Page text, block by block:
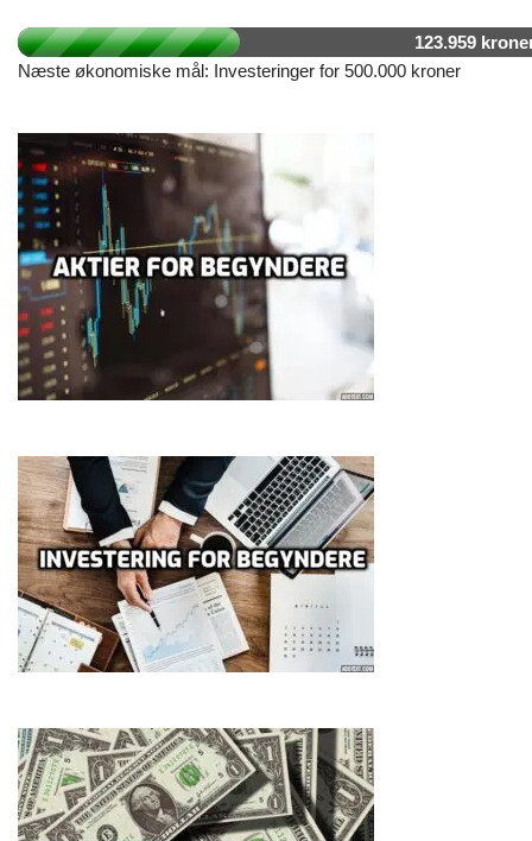
123.959
Næste økonomiske mål: Investeringer for 500.000 kroner